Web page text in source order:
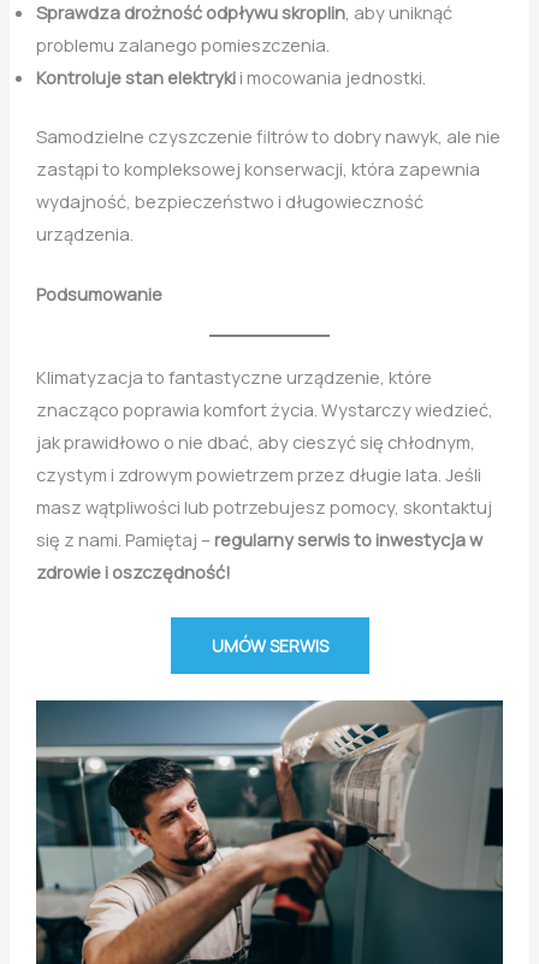
Sprawdza drożność odpływu skroplin, aby uniknąć
problemu zalanego pomieszczenia.
Kontroluje stan elektrykii mocowania jednostki.
Samodzielne czyszczenie filtrów to dobry nawyk, ale nie
zastąpi to kompleksowej konserwacji, która zapewnia
wydajność, bezpieczeństwo i długowieczność
urządzenia.
Podsumowanie
Klimatyzacja to fantastyczne urządzenie, które
znacząco poprawia komfort życia. Wystarczy wiedzieć,
jak prawidłowo o nie dbać, aby cieszyć się chłodnym,
czystym i zdrowym powietrzem przez długie lata. Jeśli
masz wątpliwości lub potrzebujesz pomocy, skontaktuj
się z nami. Pamiętaj – regularny serwis to inwestycja w
zdrowie i oszczędność!
UMÓW SERWIS